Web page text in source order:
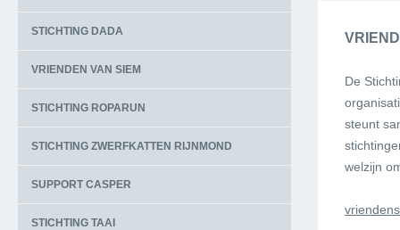
De
steunt
welzijn
STICHTING DADA
VRIENDEN VAN SIEM
STICHTING ROPARUN
STICHTING ZWERFKATTEN RIJNMOND
SUPPORT CASPER
STICHTING TAAI